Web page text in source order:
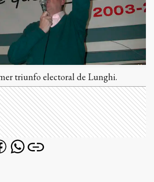
triunfo electoral de Lunghi.